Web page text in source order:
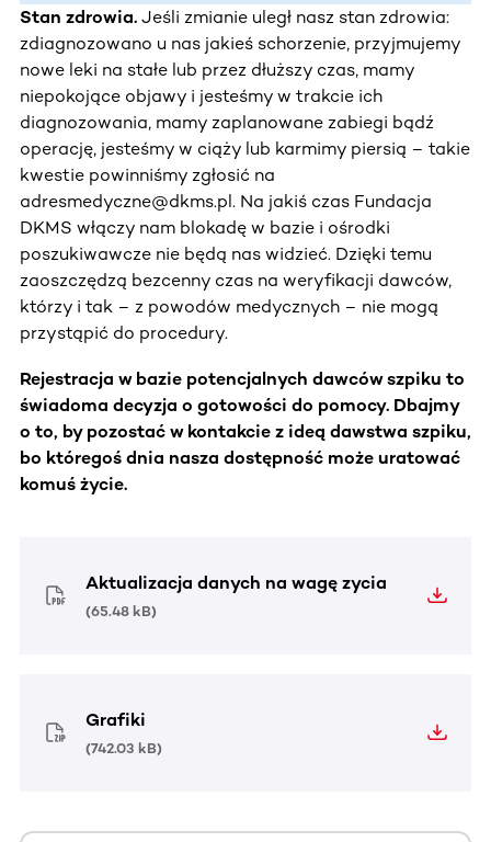
Stan zdrowia. Jeśli zmianie uległ nasz stan zdrowia:
zdiagnozowano u nas jakieś schorzenie, przyjmujemy
nowe leki na stałe lub przez dłuższy czas, mamy
niepokojące objawy i jesteśmy w trakcie ich
diagnozowania, mamy zaplanowane zabiegi bądź
operację, jesteśmy w ciąży lub karmimy piersią – takie
kwestie powinniśmy zgłosić na
adresmedyczne@dkms.pl. Na jakiś czas Fundacja
DKMS włączy nam blokadę w bazie i ośrodki
poszukiwawcze nie będą nas widzieć. Dzięki temu
zaoszczędzą bezcenny czas na weryfikacji dawców,
którzy i tak – z powodów medycznych – nie mogą
przystąpić do procedury.
Rejestracja w bazie potencjalnych dawców szpiku to
świadoma decyzja o gotowości do pomocy. Dbajmy
o to, by pozostać w kontakcie z ideą dawstwa szpiku,
bo któregoś dnia nasza dostępność może uratować
komuś życie.
Aktualizacja danych na wagę zycia
(65.48 kB)
Grafiki
(742.03 kB)